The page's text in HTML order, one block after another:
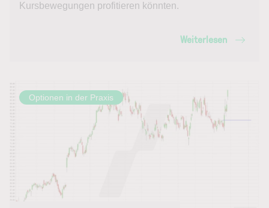
Kursbewegungen profitieren könnten.
Weiterlesen
Optionen in der Praxis